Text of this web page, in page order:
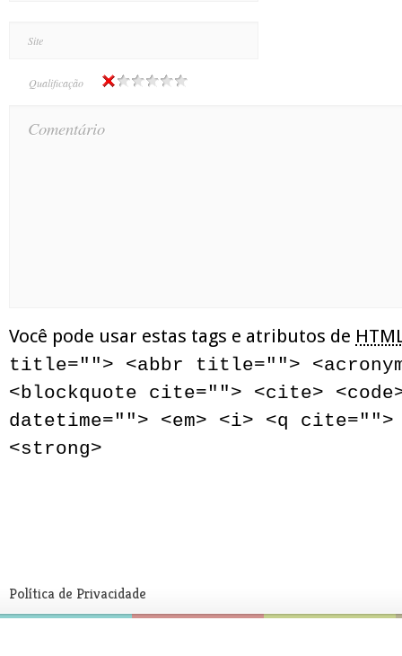
Qualificação
Você pode usar estas tags e atributos de
title=""> <abbr title="">
<blockquote cite=""> <cite>
datetime=""> <em> <i> <q
<strong>
Política de Privacidade